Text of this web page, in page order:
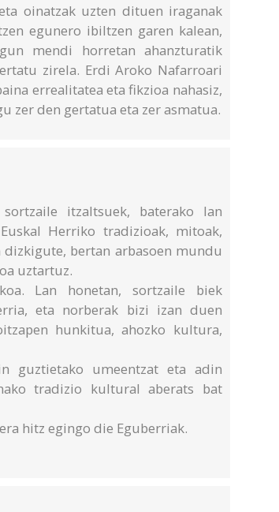
oinatzak uzten dituen iraganak
egunero ibiltzen garen kalean,
mendi horretan ahanzturatik
zirela. Erdi Aroko Nafarroari
errealitatea eta fikzioa nahasiz,
zer den gertatua eta zer asmatua.
itzaltsuek, baterako lan
Herriko tradizioak, mitoak,
bertan arbasoen mundu
uztartuz.
Lan honetan, sortzaile biek
eta norberak bizi izan duen
hunkitua, ahozko kultura,
guztietako umeentzat eta adin
tradizio kultural aberats bat
hitz egingo die Eguberriak.